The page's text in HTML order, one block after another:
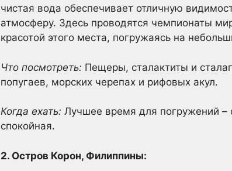
чистая вода обеспечивает отличную
атмосферу. Здесь проводятся чемпионаты
красотой этого места, погружаясь на
Что посмотреть: Пещеры, сталактиты и
попугаев, морских черепах и рифовых акул.
Когда ехать: Лучшее время для погружений –
спокойная.
2. Остров Корон, Филиппины: